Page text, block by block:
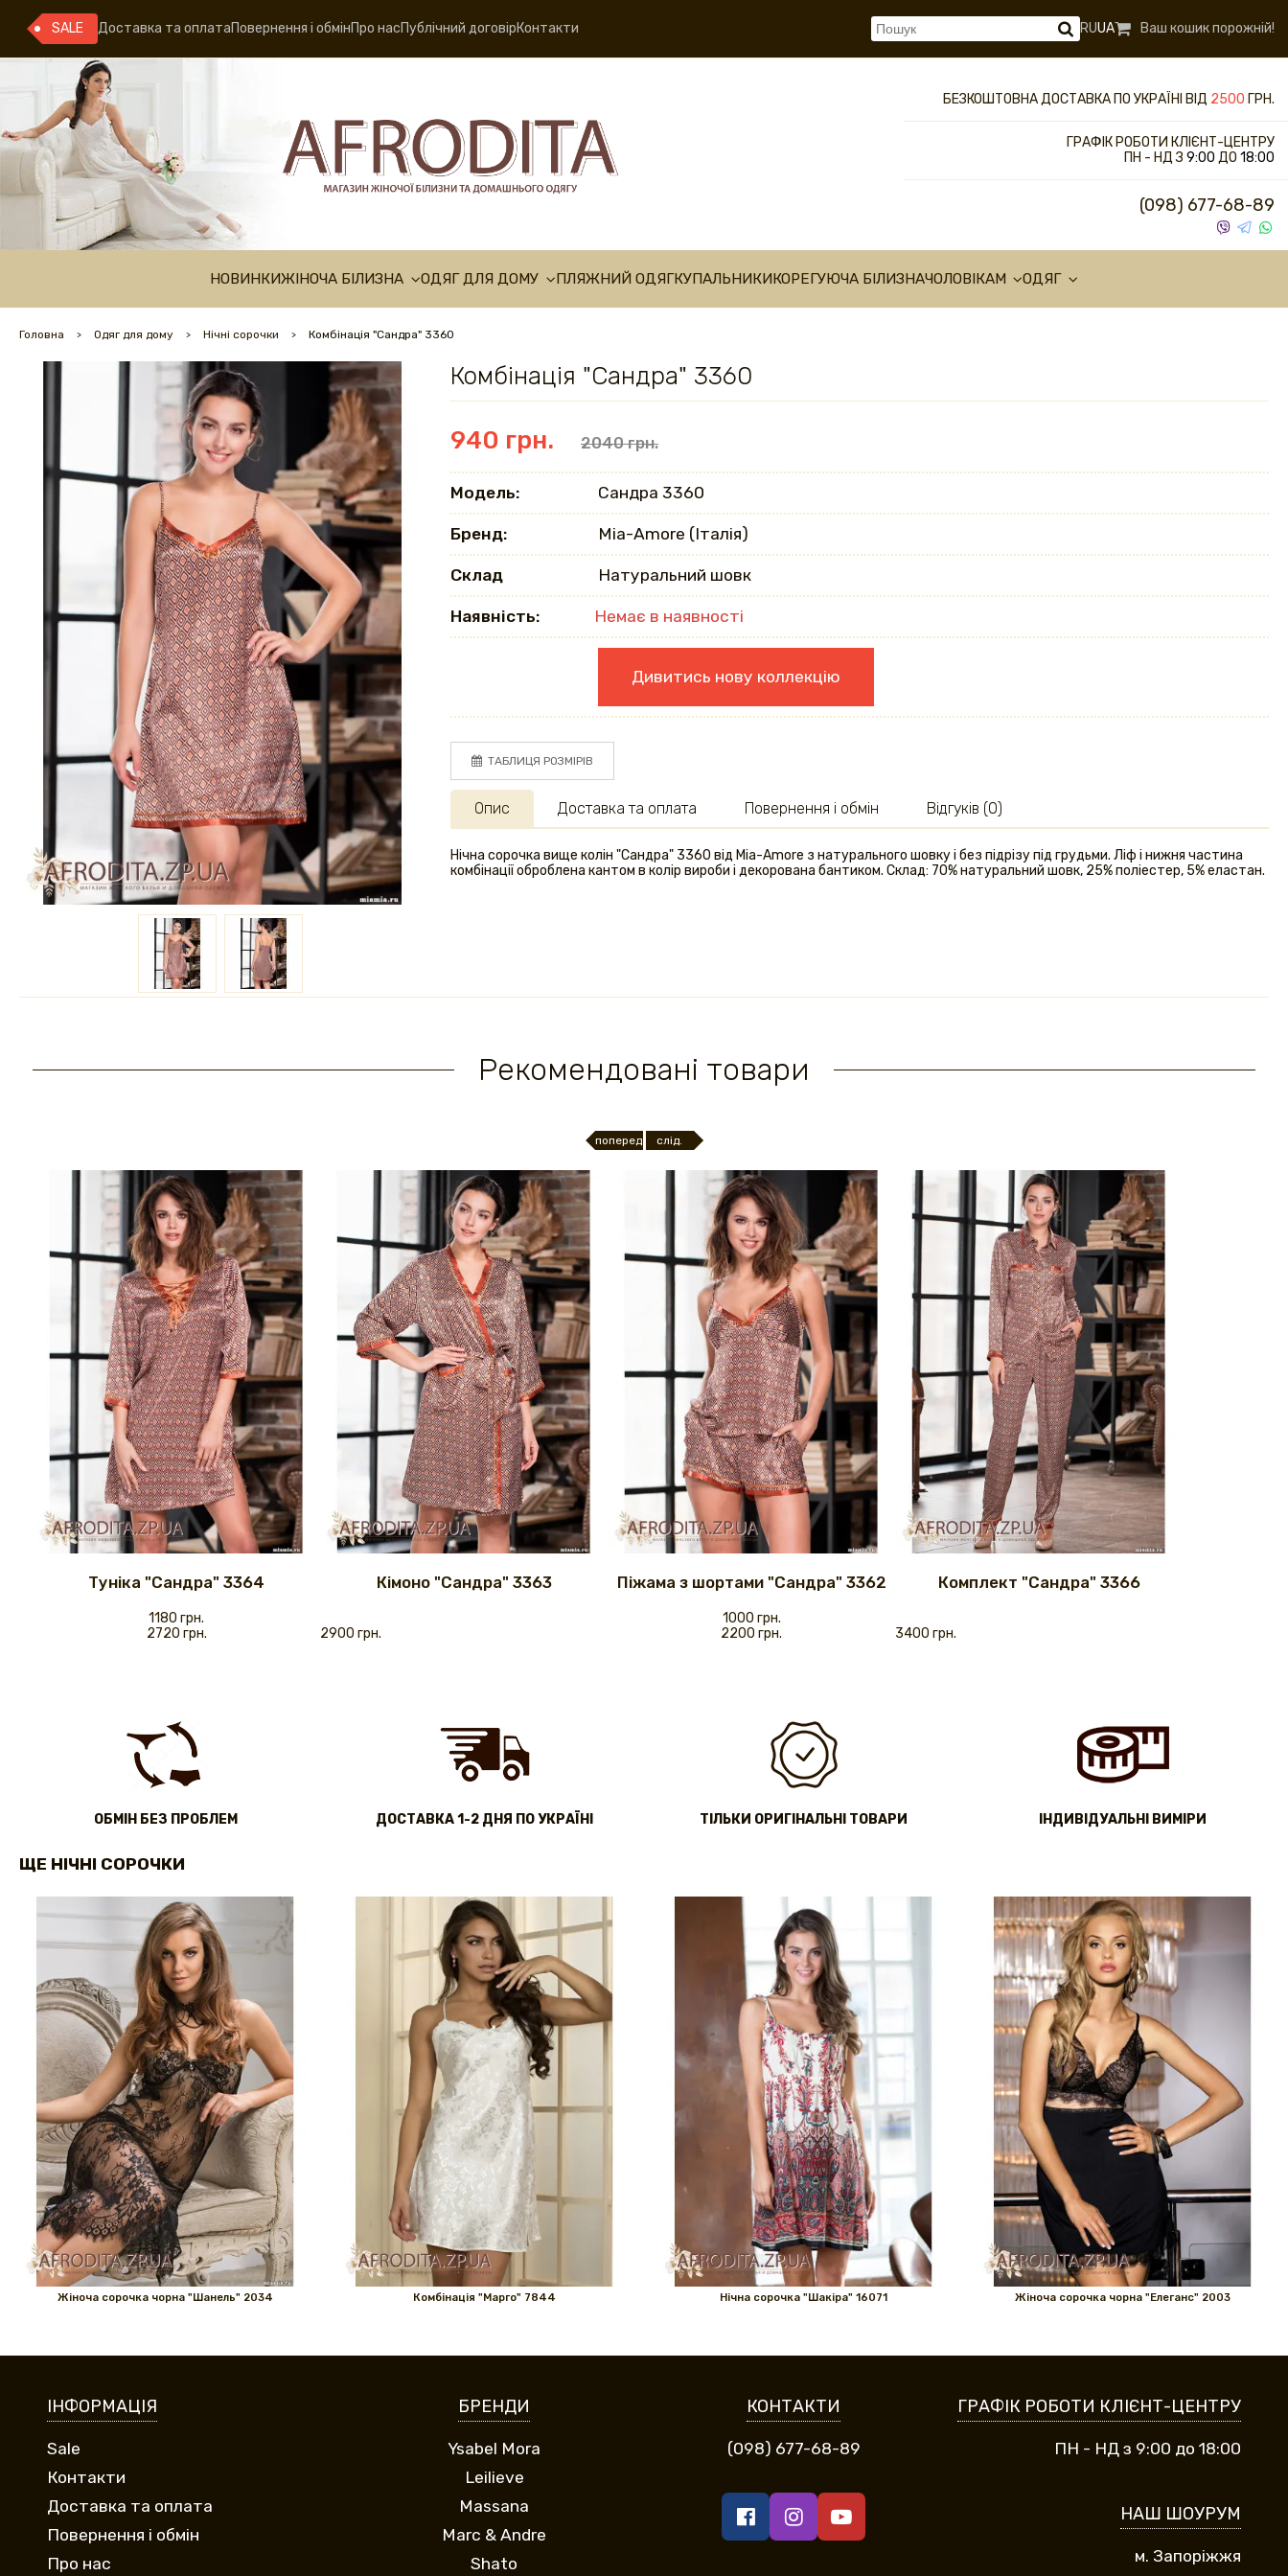
SALE Доставка та оплатаПовернення і обмінПро насПублічний договірКонтакти RUUA Ваш кошик порожній!
БЕЗКОШТОВНА ДОСТАВКА ПО УКРАЇНІ ВІД 2500 ГРН.
ГРАФІК РОБОТИ КЛІЄНТ-ЦЕНТРУ
ПН - НД З 9:00 ДО 18:00
(098) 677-68-89
НОВИНКИЖІНОЧА БІЛИЗНА ОДЯГ ДЛЯ ДОМУ ПЛЯЖНИЙ ОДЯГКУПАЛЬНИКИКОРЕГУЮЧА БІЛИЗНАЧОЛОВІКАМ ОДЯГ
Головна Одяг для дому Нічні сорочки Комбінація "Сандра" 3360
Комбінація "Сандра" 3360
940 грн. 2040 грн.
Модель: Сандра 3360
Бренд: Mia-Amore (Італія)
Склад Натуральний шовк
Наявність: Немає в наявності
Дивитись нову коллекцію
ТАБЛИЦЯ РОЗМІРІВ
Опис
Нічна сорочка вище колін "Сандра" 3360 від Mia-Amore з натурального шовку і без підрізу під грудьми. Ліф і нижня частина
комбінації оброблена кантом в колір вироби і декорована бантиком. Склад: 70% натуральний шовк, 25% поліестер, 5% еластан.
Доставка та оплата Повернення і обмін Відгуків (0)
Рекомендовані товари
поперед. слід.
Туніка "Сандра" 3364
1180 грн.
2720 грн.
Кімоно "Сандра" 3363
2900 грн.
Піжама з шортами "Сандра" 3362
1000 грн.
2200 грн.
Комплект "Сандра" 3366
3400 грн.
ОБМІН БЕЗ ПРОБЛЕМ ДОСТАВКА 1-2 ДНЯ ПО УКРАЇНІ ТІЛЬКИ ОРИГІНАЛЬНІ ТОВАРИ IНДИВІДУАЛЬНІ ВИМІРИ
ЩЕ НІЧНІ СОРОЧКИ
Жіноча сорочка чорна "Шанель" 2034 Комбінація "Марго" 7844 Нічна сорочка "Шакіра" 16071 Жіноча сорочка чорна "Елеганс" 2003
ІНФОРМАЦІЯ
Sale
Контакти
Доставка та оплата
Повернення і обмін
Про нас
БРЕНДИ
Ysabel Mora
Leilieve
Massana
Marc & Andre
Shato
КОНТАКТИ
(098) 677-68-89
ГРАФІК РОБОТИ КЛІЄНТ-ЦЕНТРУ
ПН - НД з 9:00 до 18:00
НАШ ШОУРУМ
м. Запоріжжя